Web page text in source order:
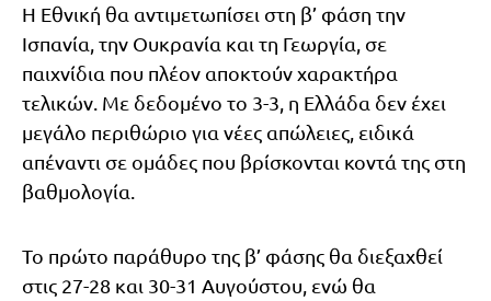
Η Εθνική θα αντιμετωπίσει στη β’ φάση την
Ισπανία, την Ουκρανία και τη Γεωργία, σε
παιχνίδια που πλέον αποκτούν χαρακτήρα
τελικών. Με δεδομένο το 3-3, η Ελλάδα δεν έχει
μεγάλο περιθώριο για νέες απώλειες, ειδικά
απέναντι σε ομάδες που βρίσκονται κοντά της στη
βαθμολογία.
Το πρώτο παράθυρο της β’ φάσης θα διεξαχθεί
στις 27-28 και 30-31 Αυγούστου, ενώ θα